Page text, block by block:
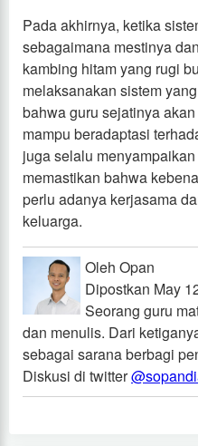
Pada akhirnya, ketika
sebagaimana mestinya
kambing hitam yang rugi
melaksanakan sistem
bahwa guru sejatinya
mampu beradaptasi
juga selalu
memastikan bahwa
perlu adanya kerjasama
keluarga.
Oleh Opan
Dipostkan May
Seorang guru
dan menulis. Dari
sebagai sarana berbagi
Diskusi di twitter